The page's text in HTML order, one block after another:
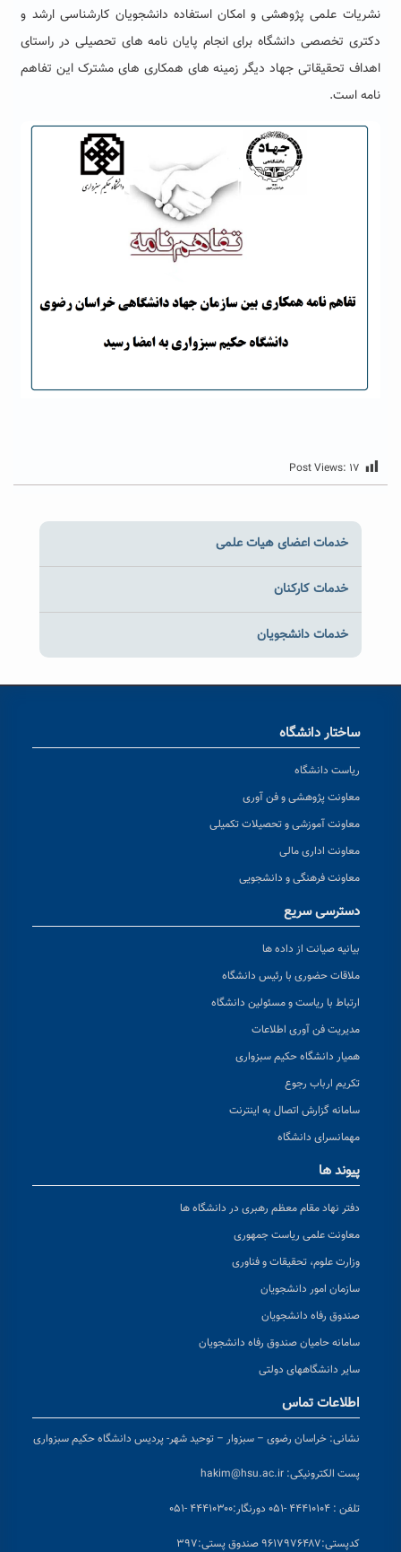
نشریات علمی پژوهشی و امکان استفاده دانشجویان کارشناسی ارشد و
دکتری تخصصی دانشگاه برای انجام پایان نامه های تحصیلی در راستای
اهداف تحقیقاتی جهاد دیگر زمینه های همکاری های مشترک این تفاهم
نامه است.
Post Views: ۱۷
خدمات اعضای هیات علمی
خدمات کارکنان
خدمات دانشجویان
ساختار دانشگاه
ریاست دانشگاه
معاونت پژوهشی و فن آوری
معاونت آموزشی و تحصیلات تکمیلی
معاونت اداری مالی
معاونت فرهنگی و دانشجویی
دسترسی سریع
بیانیه صیانت از داده ها
ملاقات حضوری با رئیس دانشگاه
ارتباط با ریاست و مسئولین دانشگاه
مدیریت فن آوری اطلاعات
همیار دانشگاه حکیم سبزواری
تکریم ارباب رجوع
سامانه گزارش اتصال به اینترنت
مهمانسرای دانشگاه
پیوند ها
دفتر نهاد مقام معظم رهبری در دانشگاه ها
معاونت علمی ریاست جمهوری
وزارت علوم، تحقیقات و فناوری
سازمان امور دانشجویان
صندوق رفاه دانشجویان
سامانه حامیان صندوق رفاه دانشجویان
سایر دانشگاههای دولتی
اطلاعات تماس
نشانی: خراسان رضوی – سبزوار – توحید شهر- پردیس دانشگاه حکیم سبزواری
پست الکترونیکی: hakim@hsu.ac.ir
تلفن : ۴۴۴۱۰۱۰۴ -۰۵۱ دورنگار:۴۴۴۱۰۳۰۰ -۰۵۱
کدپستی:۹۶۱۷۹۷۶۴۸۷ صندوق پستی:۳۹۷